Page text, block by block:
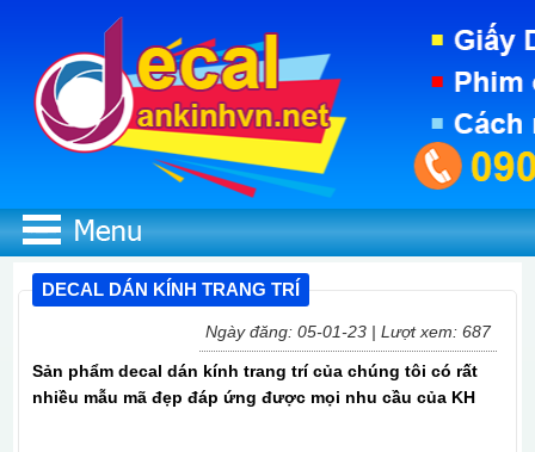
DECAL DÁN KÍNH TRANG TRÍ
Ngày đăng: 05-01-23 | Lượt xem: 687
Sản phẩm decal dán kính trang trí của chúng tôi có rất
nhiều mẫu mã đẹp đáp ứng được mọi nhu cầu của KH